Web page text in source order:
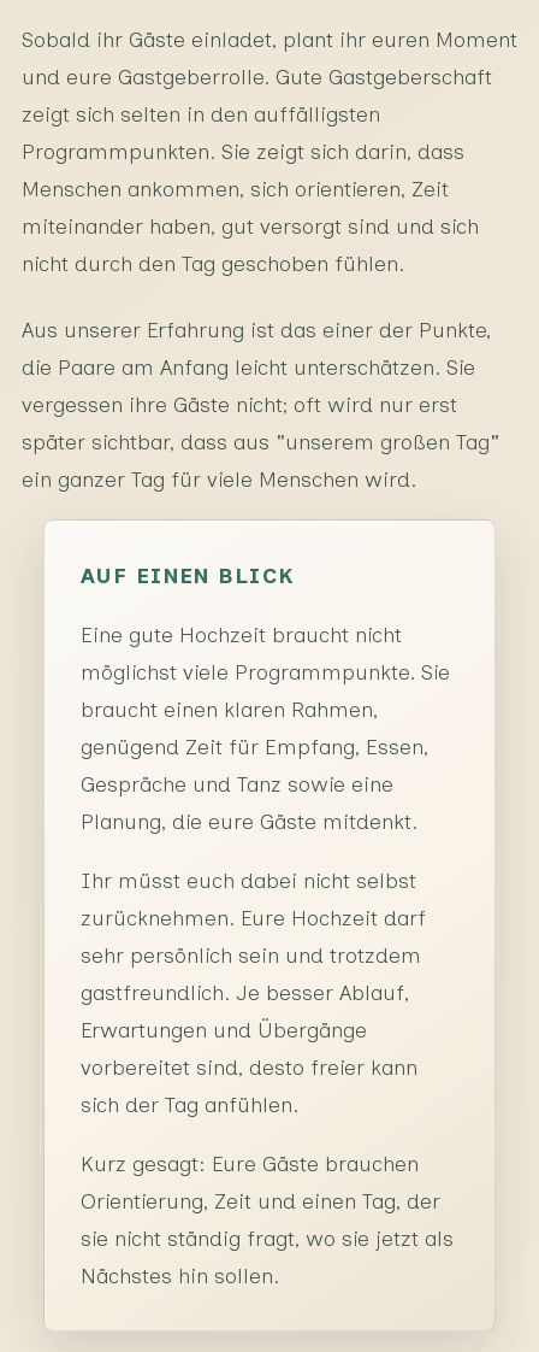
Sobald ihr Gäste einladet, plant ihr euren Moment
und eure Gastgeberrolle. Gute Gastgeberschaft
zeigt sich selten in den auffälligsten
Programmpunkten. Sie zeigt sich darin, dass
Menschen ankommen, sich orientieren, Zeit
miteinander haben, gut versorgt sind und sich
nicht durch den Tag geschoben fühlen.
Aus unserer Erfahrung ist das einer der Punkte,
die Paare am Anfang leicht unterschätzen. Sie
vergessen ihre Gäste nicht; oft wird nur erst
später sichtbar, dass aus "unserem großen Tag"
ein ganzer Tag für viele Menschen wird.
AUF EINEN BLICK
Eine gute Hochzeit braucht nicht
möglichst viele Programmpunkte. Sie
braucht einen klaren Rahmen,
genügend Zeit für Empfang, Essen,
Gespräche und Tanz sowie eine
Planung, die eure Gäste mitdenkt.
Ihr müsst euch dabei nicht selbst
zurücknehmen. Eure Hochzeit darf
sehr persönlich sein und trotzdem
gastfreundlich. Je besser Ablauf,
Erwartungen und Übergänge
vorbereitet sind, desto freier kann
sich der Tag anfühlen.
Kurz gesagt: Eure Gäste brauchen
Orientierung, Zeit und einen Tag, der
sie nicht ständig fragt, wo sie jetzt als
Nächstes hin sollen.